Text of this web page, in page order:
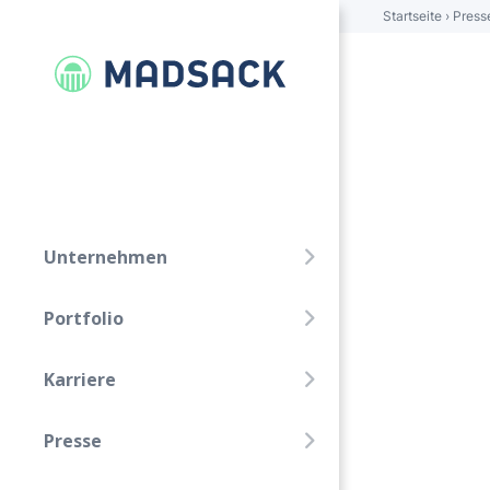
Unternehmen
Portfolio
Karriere
Presse
Startseite ›
Unternehmen